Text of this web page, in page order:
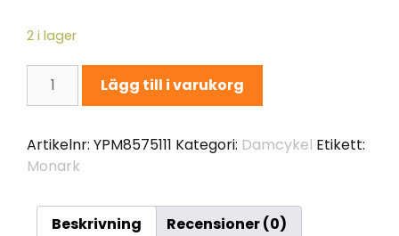
2 i lager
Monark
Kristina
Svart
7
28"
mängd
Lägg till i varukorg
Artikelnr: YPM8575111 Kategori: Damcykel Etikett:
Monark
Beskrivning Recensioner (0)